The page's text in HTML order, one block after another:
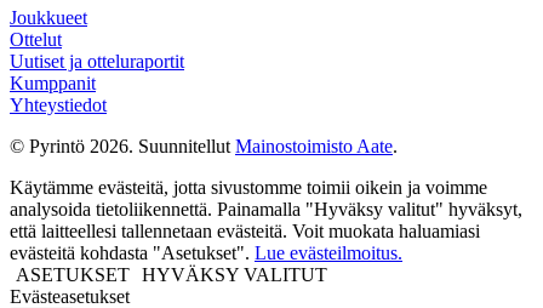
Joukkueet
Ottelut
Uutiset ja otteluraportit
Kumppanit
Yhteystiedot
© Pyrintö 2026. Suunnitellut Mainostoimisto Aate.
Käytämme evästeitä, jotta sivustomme toimii oikein ja voimme
analysoida tietoliikennettä. Painamalla "Hyväksy valitut" hyväksyt,
että laitteellesi tallennetaan evästeitä. Voit muokata haluamiasi
evästeitä kohdasta "Asetukset". Lue evästeilmoitus.
ASETUKSET HYVÄKSY VALITUT
Evästeasetukset